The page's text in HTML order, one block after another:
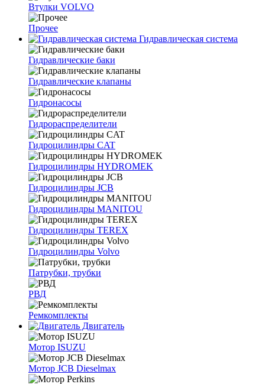
Втулки VOLVO
Прочее
Гидравлическая система
Гидравлические баки
Гидравлические клапаны
Гидронасосы
Гидрораспределители
Гидроцилиндры CAT
Гидроцилиндры HYDROMEK
Гидроцилиндры JCB
Гидроцилиндры MANITOU
Гидроцилиндры TEREX
Гидроцилиндры Volvo
Патрубки, трубки
РВД
Ремкомплекты
Двигатель
Мотор ISUZU
Мотор JCB Dieselmax